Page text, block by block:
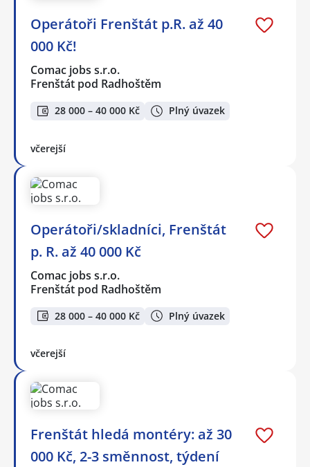
Operátoři Frenštát p.R. až 40
000 Kč!
Comac jobs s.r.o.
Frenštát pod Radhoštěm
28 000 – 40 000 Kč Plný úvazek
včerejší
Operátoři/skladníci, Frenštát
p. R. až 40 000 Kč
Comac jobs s.r.o.
Frenštát pod Radhoštěm
28 000 – 40 000 Kč Plný úvazek
včerejší
Frenštát hledá montéry: až 30
000 Kč, 2-3 směnnost, týdení